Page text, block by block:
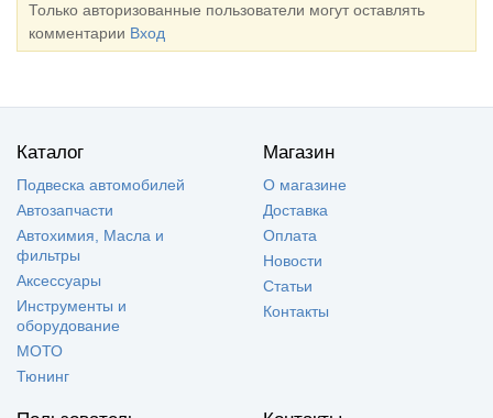
Только авторизованные пользователи могут оставлять
комментарии Вход
Каталог
Подвеска автомобилей
Автозапчасти
Автохимия, Масла и
фильтры
Аксессуары
Инструменты и
оборудование
МОТО
Тюнинг
Магазин
О магазине
Доставка
Оплата
Новости
Статьи
Контакты